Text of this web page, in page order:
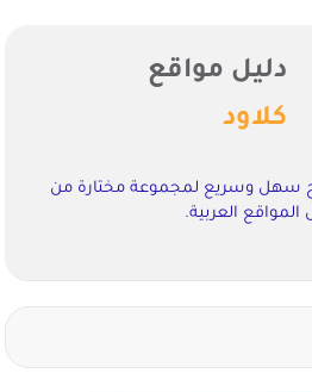
دليل مواقع
كلاود
سهل وسريع لمجموعة مختارة من
العربية.